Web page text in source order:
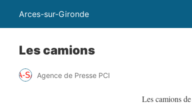
Arces-sur-Gironde
Les camions
Agence de Presse PCI
Les camions